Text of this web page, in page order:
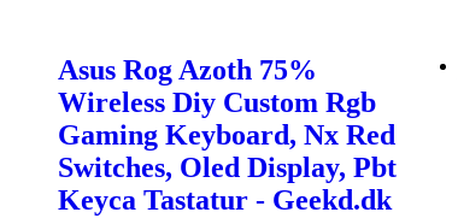
Asus Rog Azoth 75%
Wireless Diy Custom Rgb
Gaming Keyboard, Nx Red
Switches, Oled Display, Pbt
Keyca Tastatur - Geekd.dk